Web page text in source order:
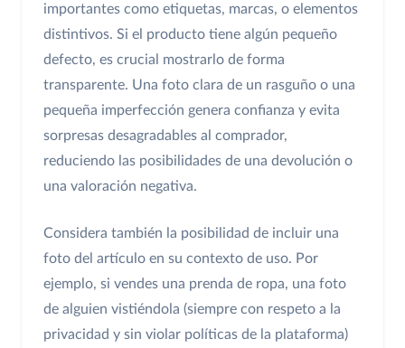
importantes como etiquetas, marcas, o elementos
distintivos. Si el producto tiene algún pequeño
defecto, es crucial mostrarlo de forma
transparente. Una foto clara de un rasguño o una
pequeña imperfección genera confianza y evita
sorpresas desagradables al comprador,
reduciendo las posibilidades de una devolución o
una valoración negativa.
Considera también la posibilidad de incluir una
foto del artículo en su contexto de uso. Por
ejemplo, si vendes una prenda de ropa, una foto
de alguien vistiéndola (siempre con respeto a la
privacidad y sin violar políticas de la plataforma)